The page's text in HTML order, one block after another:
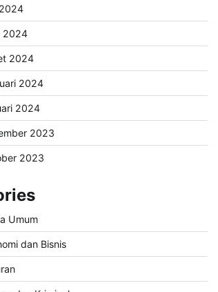
2024
2024
2024
2024
2023
2023
Umum
dan Bisnis